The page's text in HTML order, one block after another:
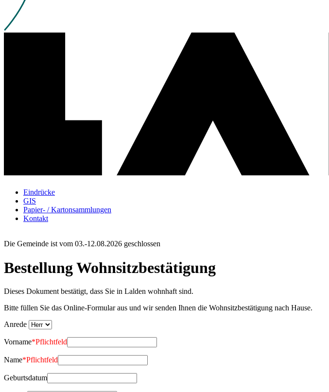
Eindrücke
GIS
Papier- / Kartonsammlungen
Kontakt
Die Gemeinde ist vom 03.-12.08.2026 geschlossen
Bestellung Wohnsitzbestätigung
Dieses Dokument bestätigt, dass Sie in Lalden wohnhaft sind.
Bitte füllen Sie das Online-Formular aus und wir senden Ihnen die Wohnsitzbestätigung nach Hause.
Anrede
Vorname*Pflichtfeld
Name*Pflichtfeld
Geburtsdatum